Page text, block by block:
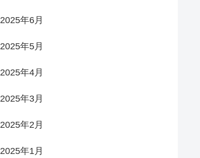
2025年6月
2025年5月
2025年4月
2025年3月
2025年2月
2025年1月